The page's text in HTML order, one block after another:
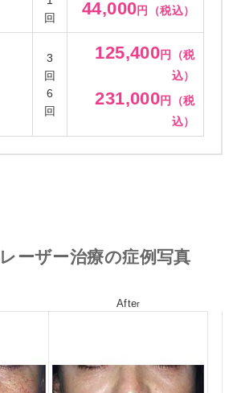
回
44,000円（税込）
3
回
6
回
125,400円（税
込）
231,000円（税
込）
ーザー治療の症例写真
After